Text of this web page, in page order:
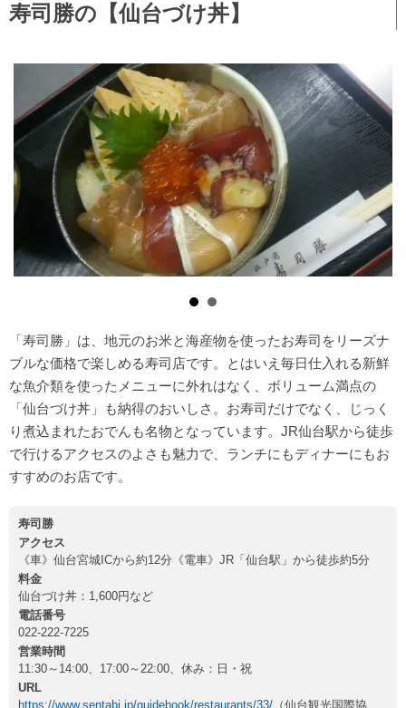
寿司勝の【仙台づけ丼】
「寿司勝」は、地元のお米と海産物を使ったお寿司をリーズナ
ブルな価格で楽しめる寿司店です。とはいえ毎日仕入れる新鮮
な魚介類を使ったメニューに外れはなく、ボリューム満点の
「仙台づけ丼」も納得のおいしさ。お寿司だけでなく、じっく
り煮込まれたおでんも名物となっています。JR仙台駅から徒歩
で行けるアクセスのよさも魅力で、ランチにもディナーにもお
すすめのお店です。
寿司勝
アクセス
《車》仙台宮城ICから約12分《電車》JR「仙台駅」から徒歩約5分
料金
仙台づけ丼：1,600円など
電話番号
022-222-7225
営業時間
11:30～14:00、17:00～22:00、休み：日・祝
URL
https://www.sentabi.jp/guidebook/restaurants/33/ （仙台観光国際協